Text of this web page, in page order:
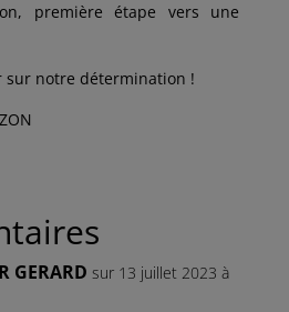
première étape vers une
sur notre détermination !
GERARD sur 13 juillet 2023 à